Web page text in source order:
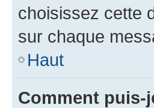
choisissez cette
sur chaque
Haut
Comment puis-